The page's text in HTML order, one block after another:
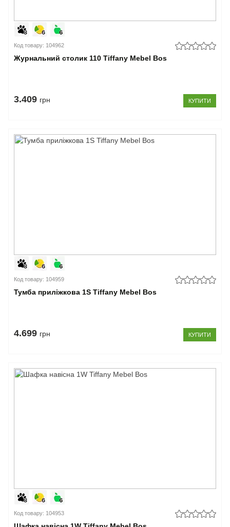
Код товару: 104962
Журнальний столик 110 Tiffany Mebel Bos
3.409 грн КУПИТИ
Код товару: 104959
Тумба приліжкова 1S Tiffany Mebel Bos
4.699 грн КУПИТИ
Код товару: 104953